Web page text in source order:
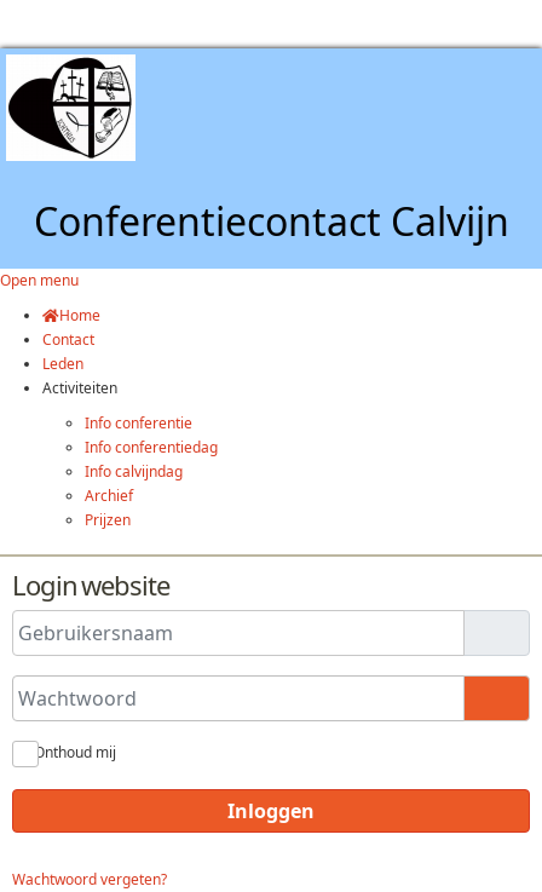
Conferentiecontact Calvijn
Open menu
Home
Contact
Leden
Activiteiten
Info conferentie
Info conferentiedag
Info calvijndag
Archief
Prijzen
Login website
Gebruikersnaam
Wachtwoord
Onthoud mij
Inloggen
Wachtwoord vergeten?